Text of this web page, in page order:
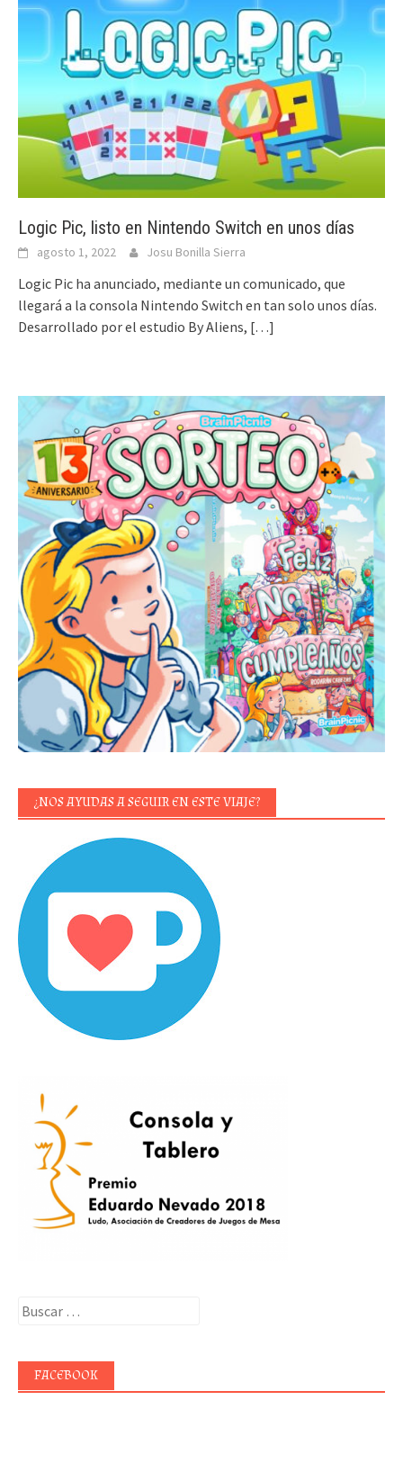
Logic Pic, listo en Nintendo Switch en unos días
agosto 1, 2022 Josu Bonilla Sierra
Logic Pic ha anunciado, mediante un comunicado, que
llegará a la consola Nintendo Switch en tan solo unos días.
Desarrollado por el estudio By Aliens, […]
¿NOS AYUDAS A SEGUIR EN ESTE VIAJE?
Buscar:
FACEBOOK